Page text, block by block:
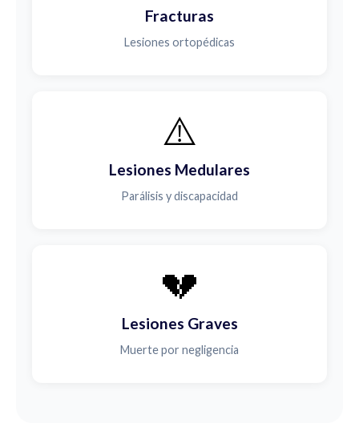
Fracturas
Lesiones ortopédicas
⚠️
Lesiones Medulares
Parálisis y discapacidad
💔
Lesiones Graves
Muerte por negligencia